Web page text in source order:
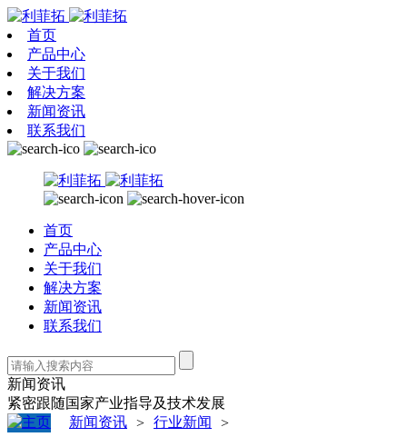
首页
产品中心
关于我们
解决方案
新闻资讯
联系我们
首页
产品中心
关于我们
解决方案
新闻资讯
联系我们
新闻资讯
紧密跟随国家产业指导及技术发展
新闻资讯 > 行业新闻 >